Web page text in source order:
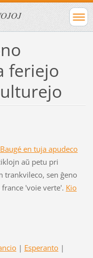
feriejo
en tuja apudeco
aŭ petu pri
trankvileco, sen ĝeno
'voie verte'. Kio
| Esperanto |